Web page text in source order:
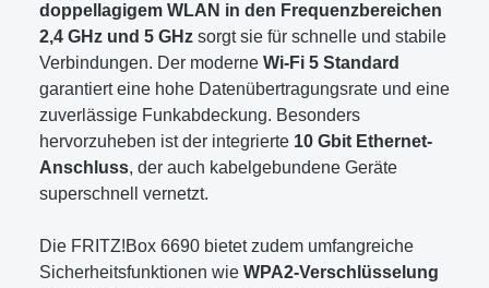
doppellagigem WLAN in den Frequenzbereichen
2,4 GHz und 5 GHz sorgt sie für schnelle und stabile
Verbindungen. Der moderne Wi-Fi 5 Standard
garantiert eine hohe Datenübertragungsrate und eine
zuverlässige Funkabdeckung. Besonders
hervorzuheben ist der integrierte 10 Gbit Ethernet-
Anschluss, der auch kabelgebundene Geräte
superschnell vernetzt.
Die FRITZ!Box 6690 bietet zudem umfangreiche
Sicherheitsfunktionen wie WPA2-Verschlüsselung